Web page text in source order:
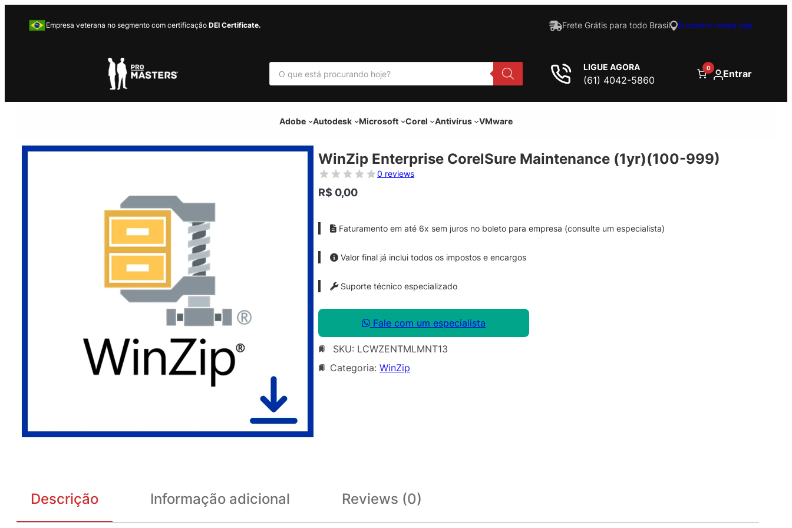
Empresa veterana no segmento com certificação DEI Certificate. Frete Grátis para todo Brasil Encontre nossa loja
P
s
u
p
LIGUE AGORA
(61) 4042-5860
0 Entrar
Adobe Autodesk Microsoft Corel Antivírus VMware
WinZip Enterprise CorelSure Maintenance (1yr)(100-999)
0 reviews
R$ 0,00
Faturamento em até 6x sem juros no boleto para empresa (consulte um especialista)
Valor final já inclui todos os impostos e encargos
Suporte técnico especializado
Fale com um especialista
SKU: LCWZENTMLMNT13
Categoria: WinZip
Descrição Informação adicional Reviews (0)